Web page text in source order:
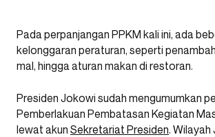
Pada perpanjangan PPKM kali ini, ada
kelonggaran peraturan, seperti
mal, hingga aturan makan di restoran.
Presiden Jokowi sudah mengumumkan
Pemberlakuan Pembatasan Kegiatan
lewat akun Sekretariat Presiden.